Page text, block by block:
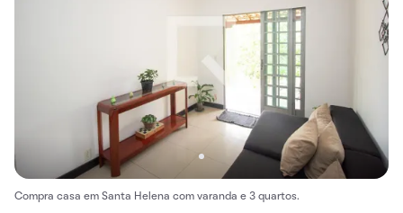
Compra casa em Santa Helena com varanda e 3 quartos.